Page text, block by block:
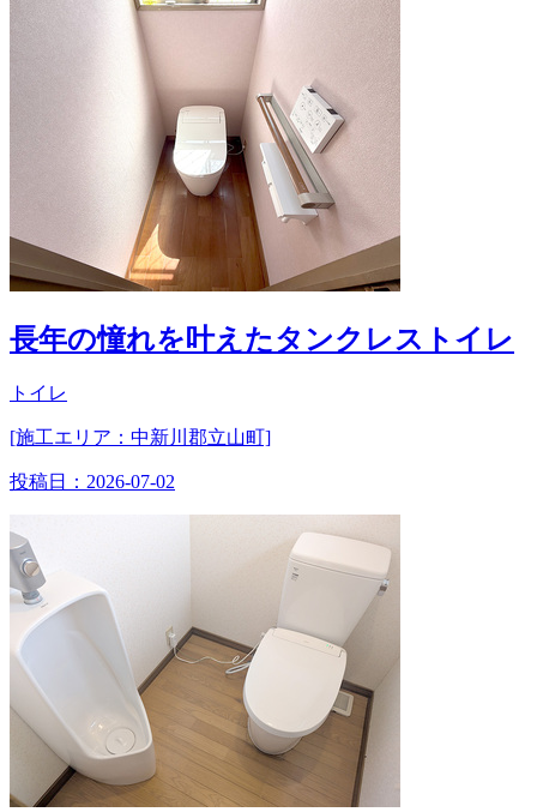
長年の憧れを叶えたタンクレストイレ
トイレ
[施工エリア：中新川郡立山町]
投稿日： 2026-07-02